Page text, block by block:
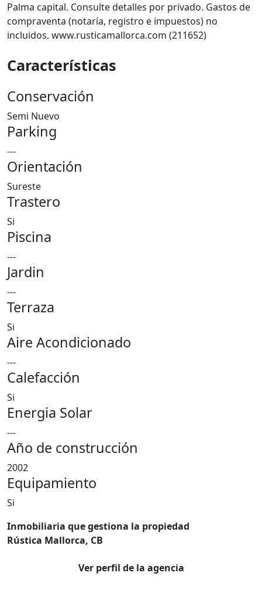
Palma capital. Consulte detalles por privado. Gastos de
compraventa (notaría, registro e impuestos) no
incluidos. www.rusticamallorca.com (211652)
Características
Conservación
Semi Nuevo
Parking
---
Orientación
Sureste
Trastero
Si
Piscina
---
Jardin
---
Terraza
Si
Aire Acondicionado
---
Calefacción
Si
Energia Solar
---
Año de construcción
2002
Equipamiento
Si
Inmobiliaria que gestiona la propiedad
Rústica Mallorca, CB
Ver perfil de la agencia